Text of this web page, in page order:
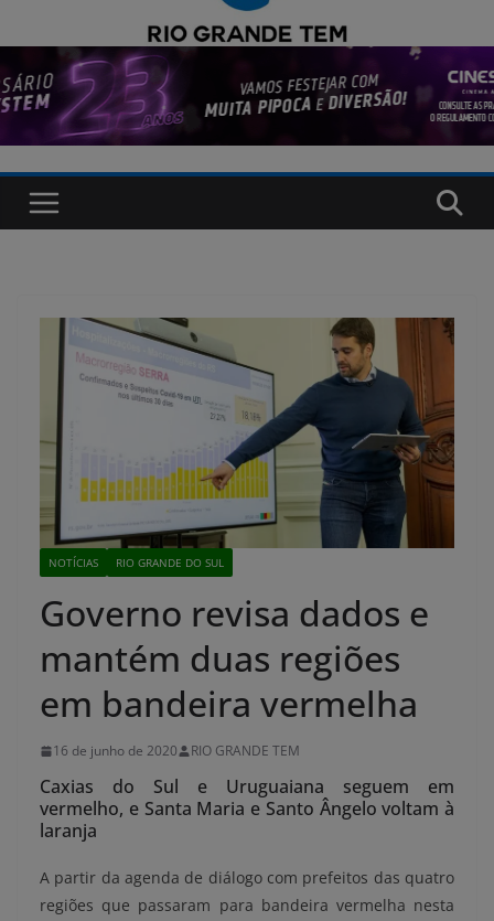
NOTÍCIAS RIO GRANDE DO SUL
Governo revisa dados e
mantém duas regiões
em bandeira vermelha
16 de junho de 2020 RIO GRANDE TEM
Caxias do Sul e Uruguaiana seguem em
vermelho, e Santa Maria e Santo Ângelo voltam à
laranja
A partir da agenda de diálogo com prefeitos das quatro
regiões que passaram para bandeira vermelha nesta